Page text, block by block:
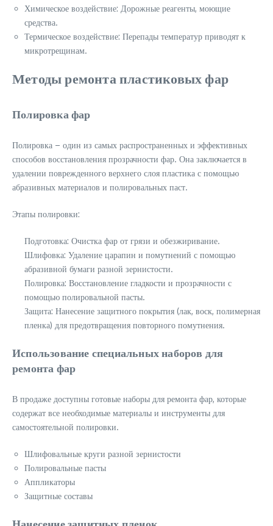
Химическое воздействие: Дорожные реагенты, моющие
средства.
Термическое воздействие: Перепады температур приводят к
микротрещинам.
Методы ремонта пластиковых фар
Полировка фар
Полировка – один из самых распространенных и эффективных
способов восстановления прозрачности фар. Она заключается в
удалении поврежденного верхнего слоя пластика с помощью
абразивных материалов и полировальных паст.
Этапы полировки:
Подготовка: Очистка фар от грязи и обезжиривание.
Шлифовка: Удаление царапин и помутнений с помощью
абразивной бумаги разной зернистости.
Полировка: Восстановление гладкости и прозрачности с
помощью полировальной пасты.
Защита: Нанесение защитного покрытия (лак, воск, полимерная
пленка) для предотвращения повторного помутнения.
Использование специальных наборов для
ремонта фар
В продаже доступны готовые наборы для ремонта фар, которые
содержат все необходимые материалы и инструменты для
самостоятельной полировки.
Шлифовальные круги разной зернистости
Полировальные пасты
Аппликаторы
Защитные составы